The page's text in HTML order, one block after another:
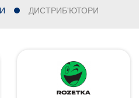
ДИСТРИБ'ЮТОРИ